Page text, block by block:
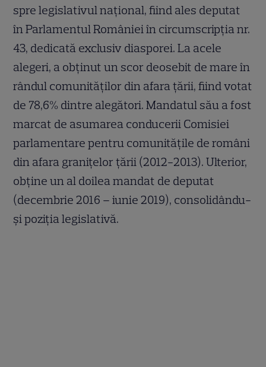
spre legislativul național, fiind ales deputat
în Parlamentul României în circumscripția nr.
43, dedicată exclusiv diasporei. La acele
alegeri, a obținut un scor deosebit de mare în
rândul comunităților din afara țării, fiind votat
de 78,6% dintre alegători. Mandatul său a fost
marcat de asumarea conducerii Comisiei
parlamentare pentru comunitățile de români
din afara granițelor țării (2012-2013). Ulterior,
obține un al doilea mandat de deputat
(decembrie 2016 – iunie 2019), consolidându-
și poziția legislativă.